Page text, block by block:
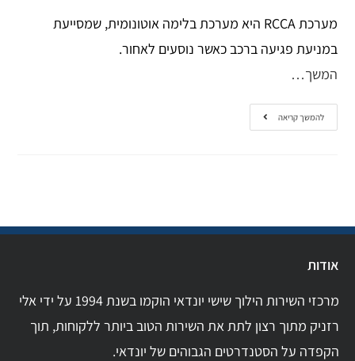
מערכת RCCA היא מערכת בלימה אוטונומית, שמסייעת
במניעת פגיעה ברכב כאשר נוסעים לאחור.
המשך…
להמשך קריאה
אודות
מרכזי השירות הילוך שישי יונדאי הוקמו בשנת 1994 על ידי אלי
רזניק מתוך רצון לתת את השירות הטוב ביותר ללקוחות, תוך
הקפדה על הסטנדרטים הגבוהים של יונדאי.